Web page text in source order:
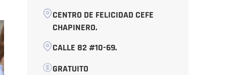
CENTRO DE FELICIDAD CEFE
CHAPINERO.
CALLE 82 #10-69.
GRATUITO